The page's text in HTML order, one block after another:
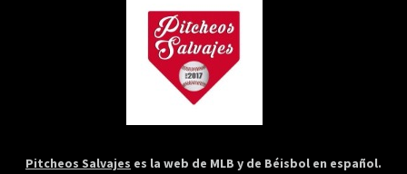
Pitcheos Salvajes es la web de MLB y de Béisbol en español.